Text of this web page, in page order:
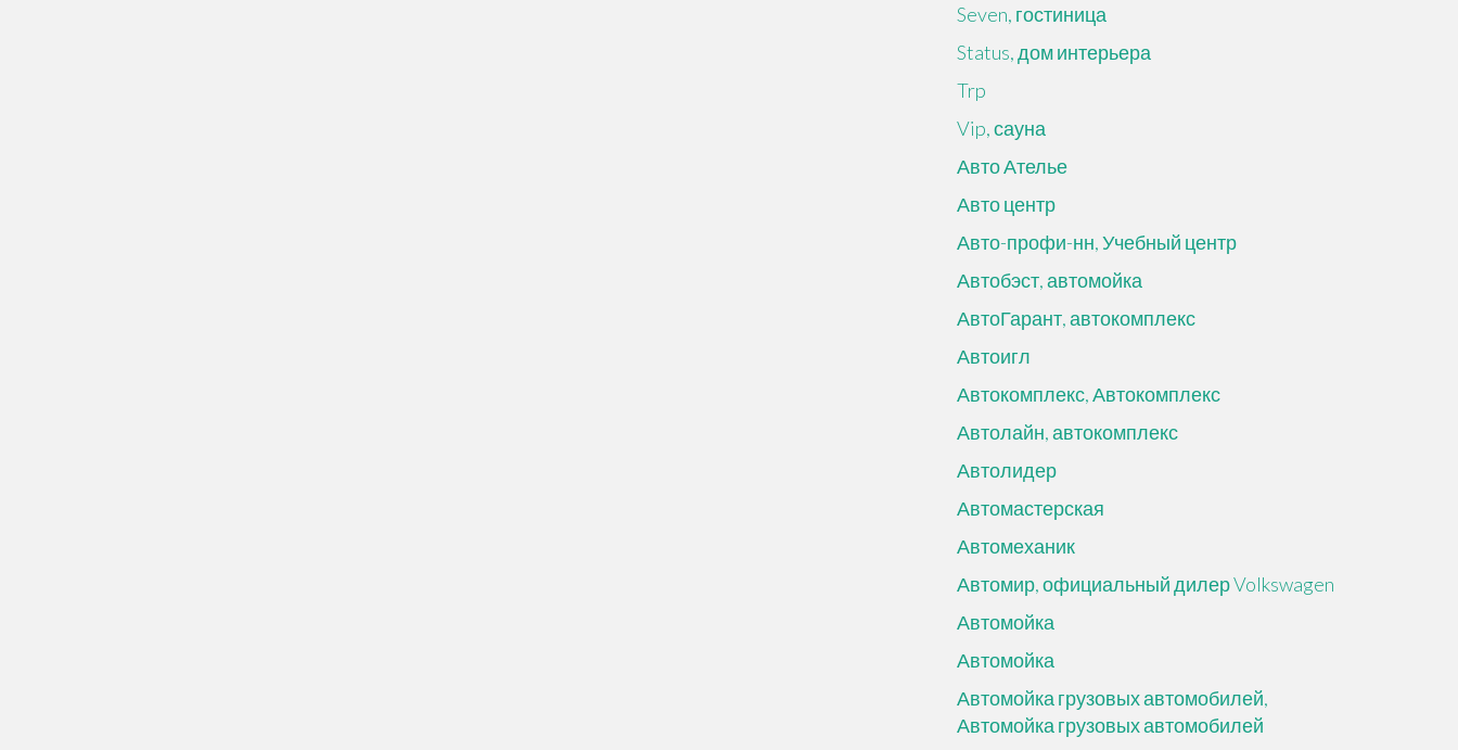
Seven, гостиница
Status, дом интерьера
Trp
Vip, сауна
Авто Ателье
Авто центр
Авто-профи-нн, Учебный центр
Автобэст, автомойка
АвтоГарант, автокомплекс
Автоигл
Автокомплекс, Автокомплекс
Автолайн, автокомплекс
Автолидер
Автомастерская
Автомеханик
Автомир, официальный дилер Volkswagen
Автомойка
Автомойка
Автомойка грузовых автомобилей,
Автомойка грузовых автомобилей